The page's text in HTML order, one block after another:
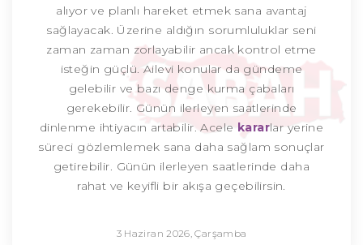
alıyor ve planlı hareket etmek sana avantaj
sağlayacak. Üzerine aldığın sorumluluklar seni
zaman zaman zorlayabilir ancak kontrol etme
isteğin güçlü. Ailevi konular da gündeme
gelebilir ve bazı denge kurma çabaları
gerekebilir. Günün ilerleyen saatlerinde
dinlenme ihtiyacın artabilir. Acele kararlar yerine
süreci gözlemlemek sana daha sağlam sonuçlar
getirebilir. Günün ilerleyen saatlerinde daha
rahat ve keyifli bir akışa geçebilirsin.
3 Haziran 2026, Çarşamba